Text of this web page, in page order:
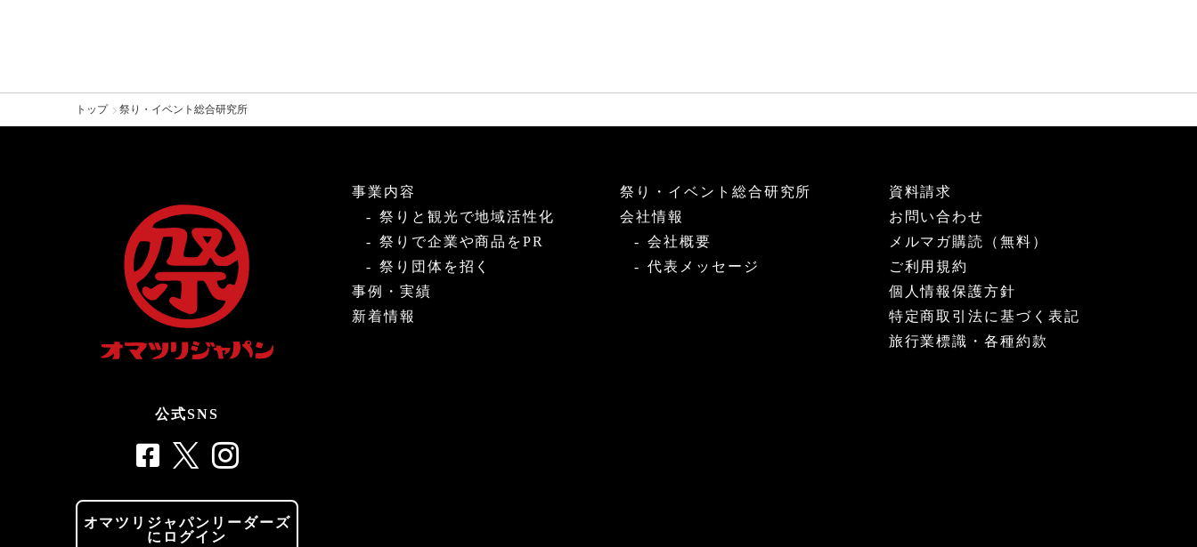
トップ 祭り・イベント総合研究所
公式SNS
オマツリジャパンリーダーズ
にログイン
事業内容
祭りと観光で地域活性化
祭りで企業や商品をPR
祭り団体を招く
事例・実績
新着情報
祭り・イベント総合研究所
会社情報
会社概要
代表メッセージ
資料請求
お問い合わせ
メルマガ購読（無料）
ご利用規約
個人情報保護方針
特定商取引法に基づく表記
旅行業標識・各種約款